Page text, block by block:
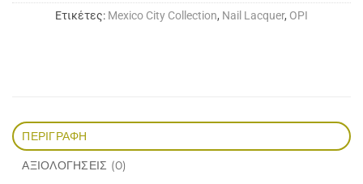
Ετικέτες: Mexico City Collection, Nail Lacquer, OPI
ΠΕΡΙΓΡΑΦΉ
ΑΞΙΟΛΟΓΉΣΕΙΣ (0)